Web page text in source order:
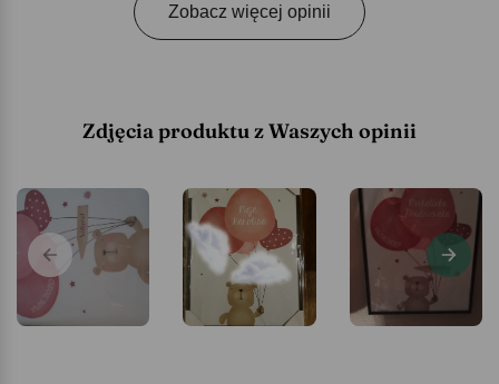
Zobacz więcej opinii
Zdjęcia produktu z Waszych opinii